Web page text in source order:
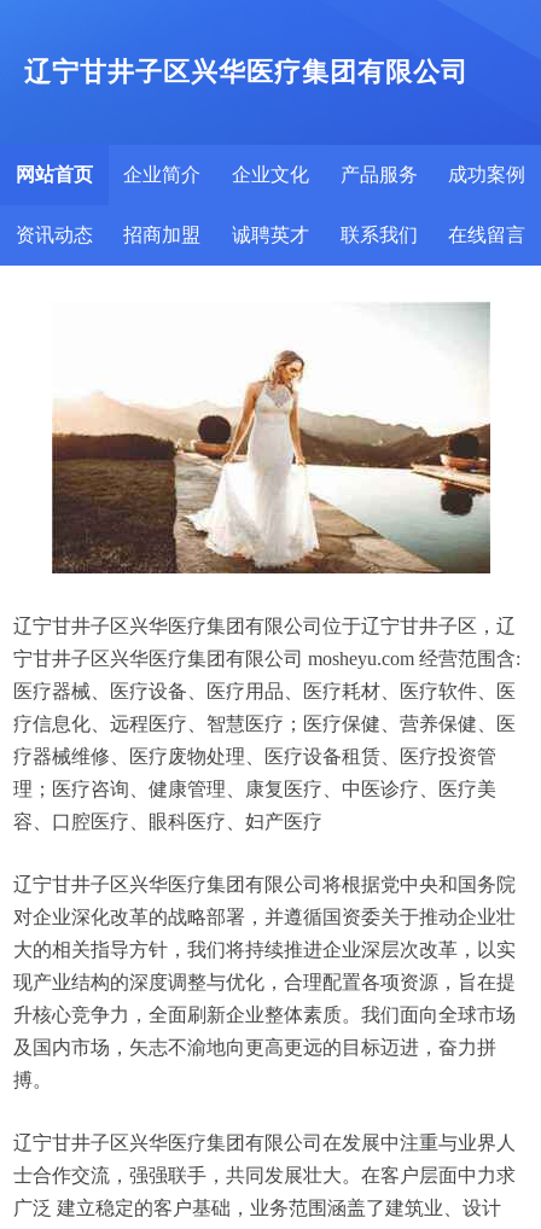
辽宁甘井子区兴华医疗集团有限公司
网站首页 企业简介 企业文化 产品服务 成功案例
资讯动态 招商加盟 诚聘英才 联系我们 在线留言
辽宁甘井子区兴华医疗集团有限公司位于辽宁甘井子区，辽
宁甘井子区兴华医疗集团有限公司 mosheyu.com 经营范围含:
医疗器械、医疗设备、医疗用品、医疗耗材、医疗软件、医
疗信息化、远程医疗、智慧医疗；医疗保健、营养保健、医
疗器械维修、医疗废物处理、医疗设备租赁、医疗投资管
理；医疗咨询、健康管理、康复医疗、中医诊疗、医疗美
容、口腔医疗、眼科医疗、妇产医疗
辽宁甘井子区兴华医疗集团有限公司将根据党中央和国务院
对企业深化改革的战略部署，并遵循国资委关于推动企业壮
大的相关指导方针，我们将持续推进企业深层次改革，以实
现产业结构的深度调整与优化，合理配置各项资源，旨在提
升核心竞争力，全面刷新企业整体素质。我们面向全球市场
及国内市场，矢志不渝地向更高更远的目标迈进，奋力拼
搏。
辽宁甘井子区兴华医疗集团有限公司在发展中注重与业界人
士合作交流，强强联手，共同发展壮大。在客户层面中力求
广泛 建立稳定的客户基础，业务范围涵盖了建筑业、设计